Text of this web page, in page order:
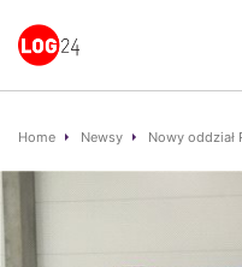
Home Newsy Nowy oddział